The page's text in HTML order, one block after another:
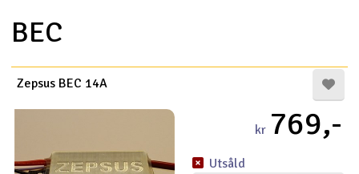
BEC
Zepsus BEC 14A
kr 769,-
Utsåld